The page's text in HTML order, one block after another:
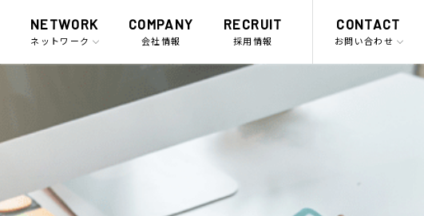
NETWORK
ネットワーク
COMPANY
会社情報
RECRUIT
採用情報
CONTACT
お問い合わせ